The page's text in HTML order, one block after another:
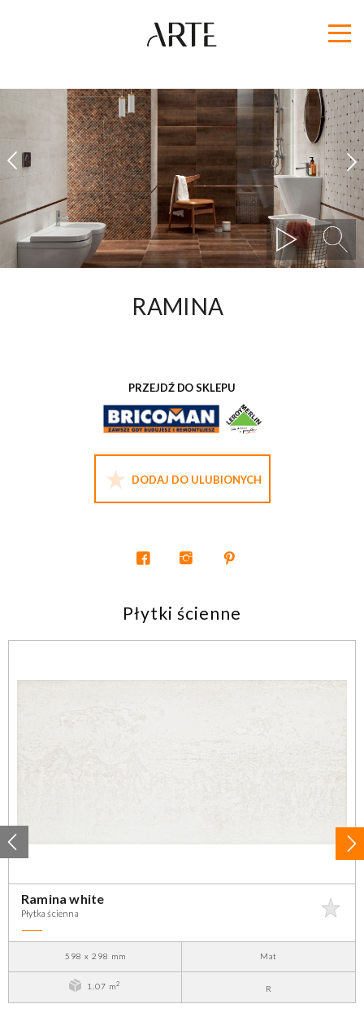
RAMINA
DODAJ DO ULUBIONYCH
PRZEJDŹ DO SKLEPU
Płytki ścienne
Ramina white
Płytka ścienna
598 x 298 mm Mat
1.07 m2 R